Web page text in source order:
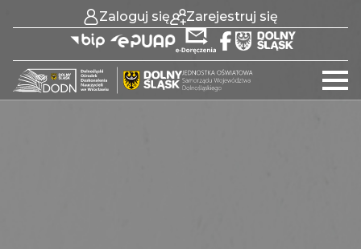
Zaloguj się Zarejestruj się